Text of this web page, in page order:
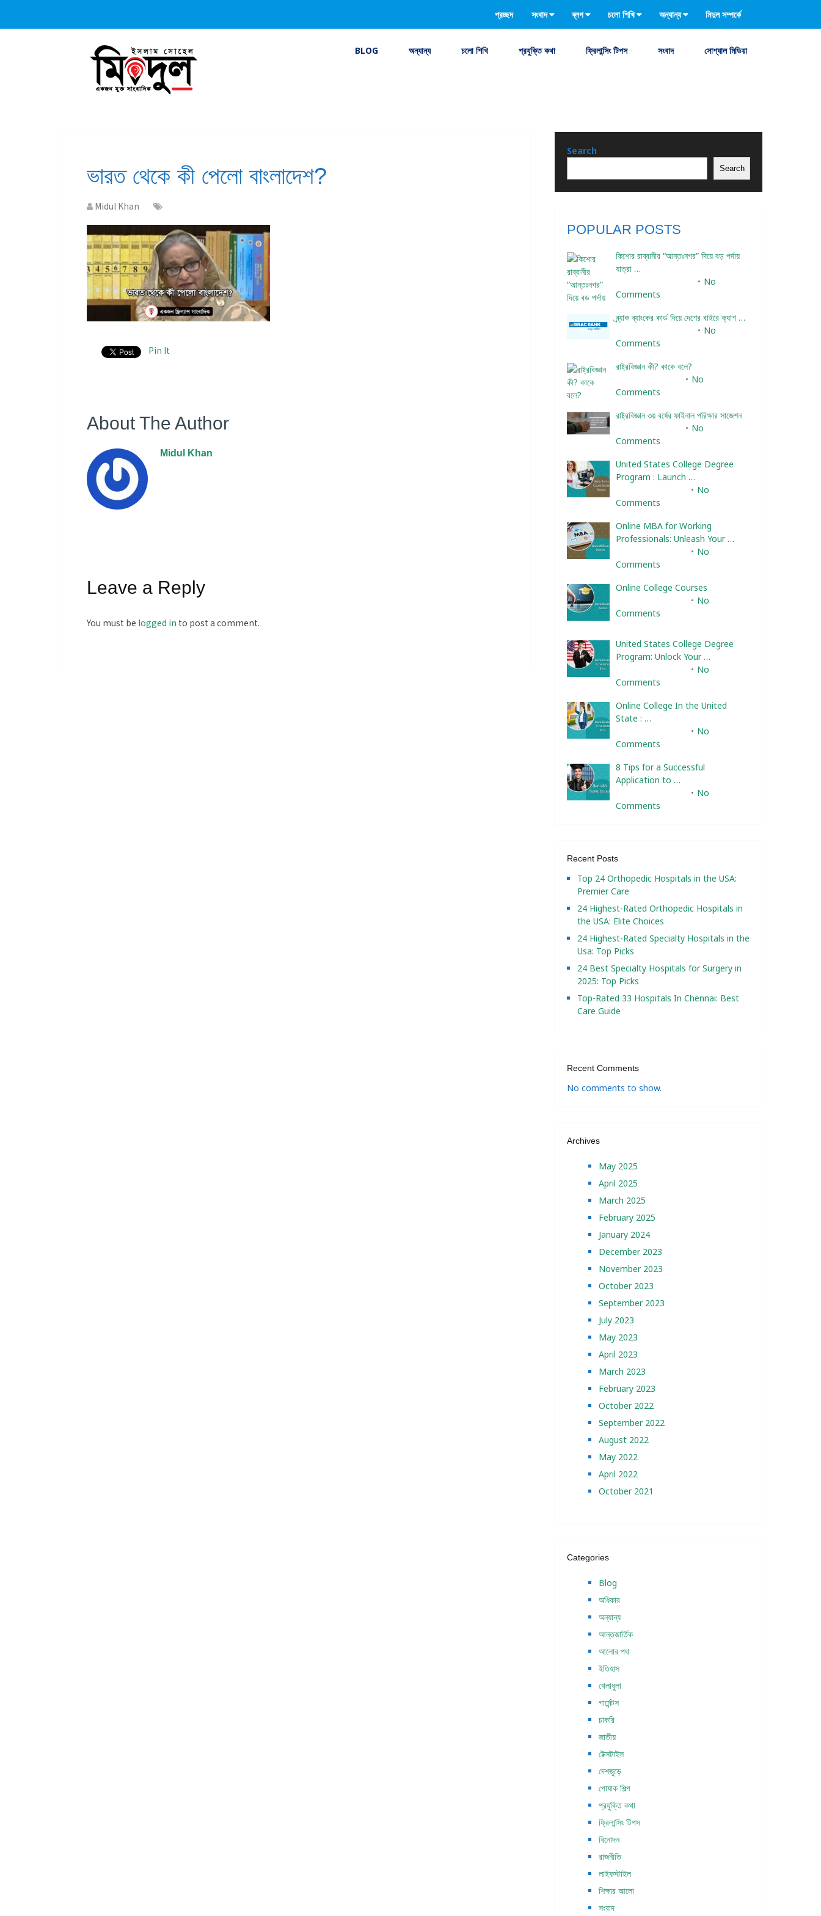
প্রচ্ছদ সংবাদ ব্লগ চলো শিখি অন্যান্য মিদুল সম্পর্কে
BLOG অন্যান্য চলো শিখি প্রযুক্তি কথা ফ্রিলান্সিং টিপস সংবাদ সোশ্যাল মিডিয়া
ভারত থেকে কী পেলো বাংলাদেশ?
Midul Khan
Pin It
About The Author
Midul Khan
Leave a Reply
You must be logged in to post a comment.
Search
Search
POPULAR POSTS
কিশোর রাব্বানীর “আন্তঃনগর” দিয়ে বড় পর্দায়
যাত্রা …
No
Comments
ব্র্যাক ব্যাংকের কার্ড দিয়ে দেশের বাইরে ক্যাশ …
No
Comments
রাষ্ট্রবিজ্ঞান কী? কাকে বলে?
No
Comments
রাষ্ট্রবিজ্ঞান ৩য় বর্ষের ফাইনাল পরিক্ষার সাজেশন
No
Comments
United States College Degree
Program : Launch …
No
Comments
Online MBA for Working
Professionals: Unleash Your …
No
Comments
Online College Courses
No
Comments
United States College Degree
Program: Unlock Your …
No
Comments
Online College In the United
State : …
No
Comments
8 Tips for a Successful
Application to …
No
Comments
Recent Posts
Top 24 Orthopedic Hospitals in the USA:
Premier Care
24 Highest-Rated Orthopedic Hospitals in
the USA: Elite Choices
24 Highest-Rated Specialty Hospitals in the
Usa: Top Picks
24 Best Specialty Hospitals for Surgery in
2025: Top Picks
Top-Rated 33 Hospitals In Chennai: Best
Care Guide
Recent Comments
No comments to show.
Archives
May 2025
April 2025
March 2025
February 2025
January 2024
December 2023
November 2023
October 2023
September 2023
July 2023
May 2023
April 2023
March 2023
February 2023
October 2022
September 2022
August 2022
May 2022
April 2022
October 2021
Categories
Blog
অধিকার
অন্যান্য
আন্তজার্তিক
আলোর পথ
ইতিহাস
খেলাধুলা
গার্মেন্টস
চাকরি
জাতীয়
টেক্সটাইল
দেশজুড়ে
পোষাক শিল্প
প্রযুক্তি কথা
ফ্রিলান্সিং টিপস
বিনোদন
রাজনীতি
লাইফস্টাইল
শিক্ষার আলো
সংবাদ